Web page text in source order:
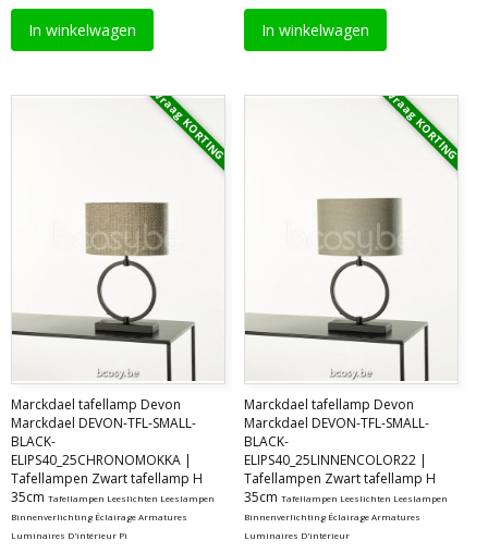
In winkelwagen In winkelwagen
Vraag KORTING
Marckdael tafellamp Devon
Marckdael DEVON-TFL-SMALL-
BLACK-
ELIPS40_25CHRONOMOKKA |
Tafellampen Zwart tafellamp H
35cm Tafellampen Leeslichten Leeslampen
Binnenverlichting Éclairage Armatures
Luminaires D'intérieur Pi
Vraag KORTING
Marckdael tafellamp Devon
Marckdael DEVON-TFL-SMALL-
BLACK-
ELIPS40_25LINNENCOLOR22 |
Tafellampen Zwart tafellamp H
35cm Tafellampen Leeslichten Leeslampen
Binnenverlichting Éclairage Armatures
Luminaires D'intérieur